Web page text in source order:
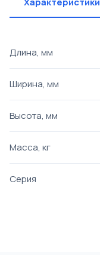
Длина, мм
Ширина, мм
Высота, мм
Масса, кг
Серия